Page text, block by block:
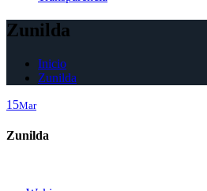
Zunilda
Inicio
Zunilda
15Mar
Zunilda